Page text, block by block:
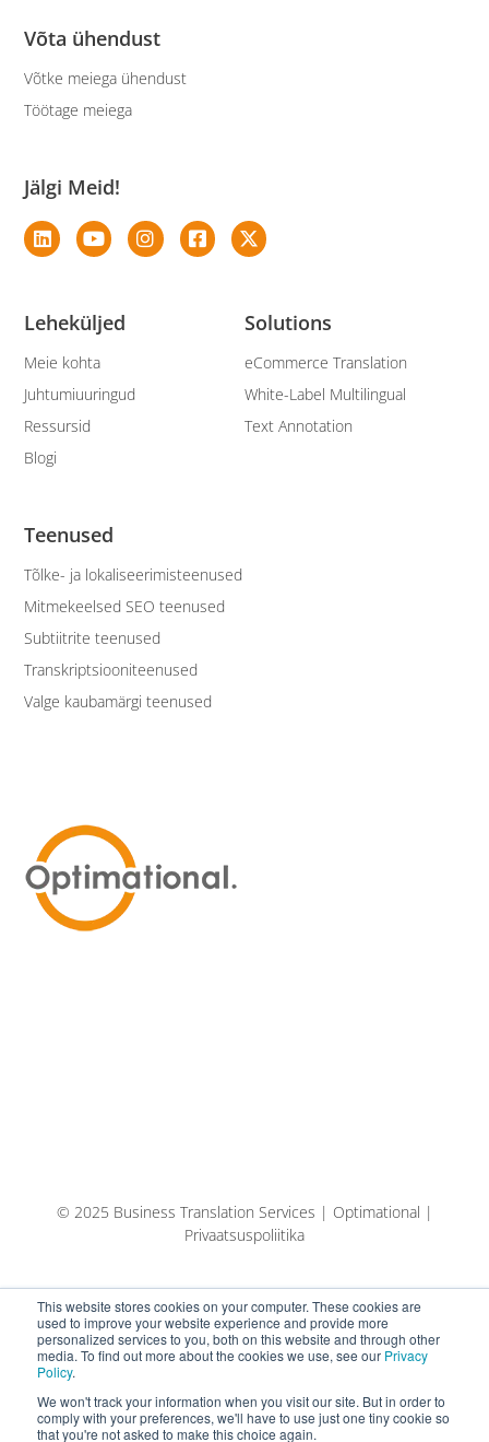
This website stores cookies on your computer. These cookies are
used to improve your website experience and provide more
personalized services to you, both on this website and through other
media. To find out more about the cookies we use, see our Privacy
Policy.
We won't track your information when you visit our site. But in order to
comply with your preferences, we'll have to use just one tiny cookie so
that you're not asked to make this choice again.
Teenused
Tõlke- ja lokaliseerimisteenused
Mitmekeelsed SEO teenused
Subtiitrite teenused
Transkriptsiooniteenused
Valge kaubamärgi teenused
Solutions
eCommerce Translation
White-Label Multilingual
Text Annotation
Leheküljed
Meie kohta
Juhtumiuuringud
Ressursid
Blogi
Võta ühendust
Võtke meiega ühendust
Töötage meiega
Jälgi Meid!
© 2025 Business Translation Services | Optimational |
Privaatsuspoliitika